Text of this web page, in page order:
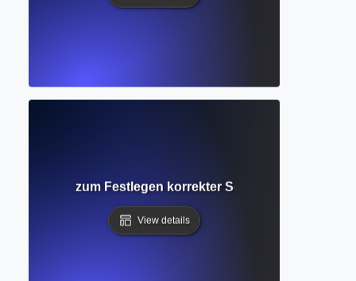
Leitfaden zum Festlegen korrekter Seitenränder in
View details